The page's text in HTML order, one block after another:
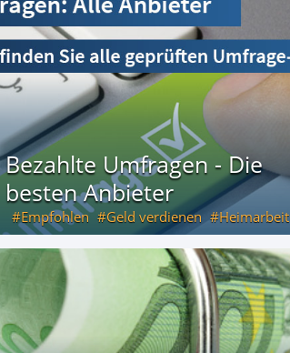
Bezahlte Umfragen - Die
besten Anbieter
Empfohlen Geld verdienen Heimarbeit